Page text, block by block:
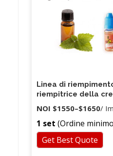
Linea di
riempitrice della
liquida calda
ml di Guangzhou
NOI $1550–$1650/
1 set (Ordine
Get Best Quote